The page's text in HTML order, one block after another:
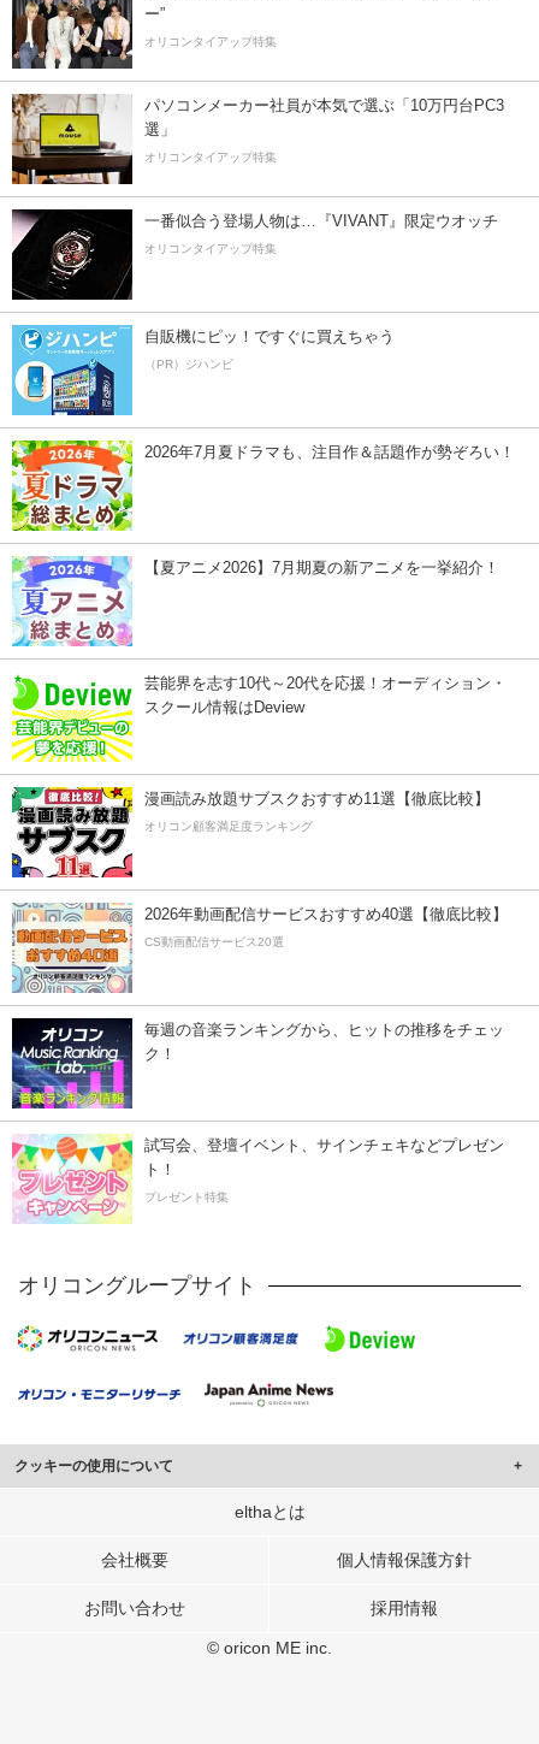
ー”
オリコンタイアップ特集
パソコンメーカー社員が本気で選ぶ「10万円台PC3
選」
オリコンタイアップ特集
一番似合う登場人物は…『VIVANT』限定ウオッチ
オリコンタイアップ特集
自販機にピッ！ですぐに買えちゃう
（PR）ジハンピ
2026年7月夏ドラマも、注目作＆話題作が勢ぞろい！
【夏アニメ2026】7月期夏の新アニメを一挙紹介！
芸能界を志す10代～20代を応援！オーディション・
スクール情報はDeview
漫画読み放題サブスクおすすめ11選【徹底比較】
オリコン顧客満足度ランキング
2026年動画配信サービスおすすめ40選【徹底比較】
CS動画配信サービス20選
毎週の音楽ランキングから、ヒットの推移をチェッ
ク！
試写会、登壇イベント、サインチェキなどプレゼン
ト！
プレゼント特集
オリコングループサイト
クッキーの使用について
このサイトでは Cookie を使用して、ユーザーに合わせたコンテンツや広告の
行っています。
メディアや広告配信、データ解析の各パートナーに提供しています。
elthaとは
会社概要 個人情報保護方針
お問い合わせ 採用情報
© oricon ME inc.